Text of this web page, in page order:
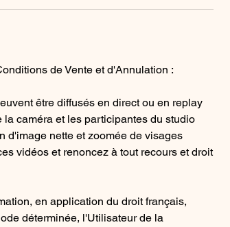
de Vente et d'Annulation :
être diffusés en direct ou en replay
caméra et les participantes du studio
d'image nette et zoomée de visages
vidéos et renoncez à tout recours et droit
en application du droit français,
déterminée, l'Utilisateur de la